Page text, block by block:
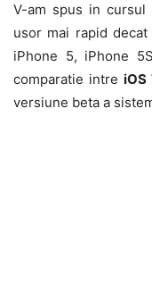
V-am spus in
usor mai rapid
iPhone 5, iPhone
comparatie intre iOS
versiune beta a